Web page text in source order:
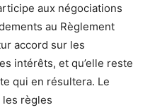
aux négociations
au Règlement
accord sur les
intérêts, et qu’elle reste
qui en résultera. Le
les règles